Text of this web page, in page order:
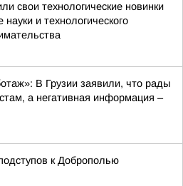
свои технологические новинки
и технологического
В Грузии заявили, что рады
а негативная информация –
к Доброполью